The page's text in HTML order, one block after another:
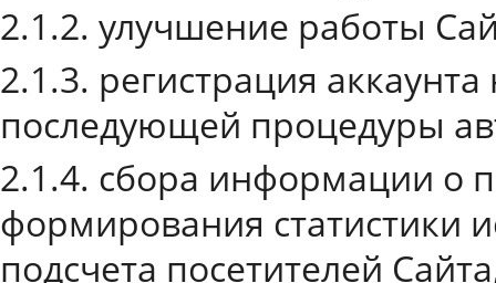
2.1.2. улучшение работы
2.1.3. регистрация
последующей процедуры
2.1.4. сбора информации о
формирования статистики
подсчета посетителей